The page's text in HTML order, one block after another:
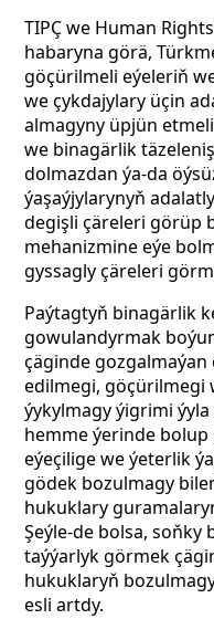
TIPÇ we Human
habaryna görä,
göçürilmeli eýeleriň
we çykdajylary üçin
almagyny üpjün
we binagärlik
dolmazdan ýa-da
ýaşaýjylarynyň
degişli çäreleri görüp
mehanizmine eýe
gyssagly çäreleri
Paýtagtyň binagärlik
gowulandyrmak
çäginde
edilmegi, göçürilmegi
ýykylmagy ýigrimi
hemme ýerinde
eýeçilige we ýeterlik
gödek bozulmagy
hukuklary
Şeýle-de bolsa, soňky
taýýarlyk görmek
hukuklaryň
esli artdy.